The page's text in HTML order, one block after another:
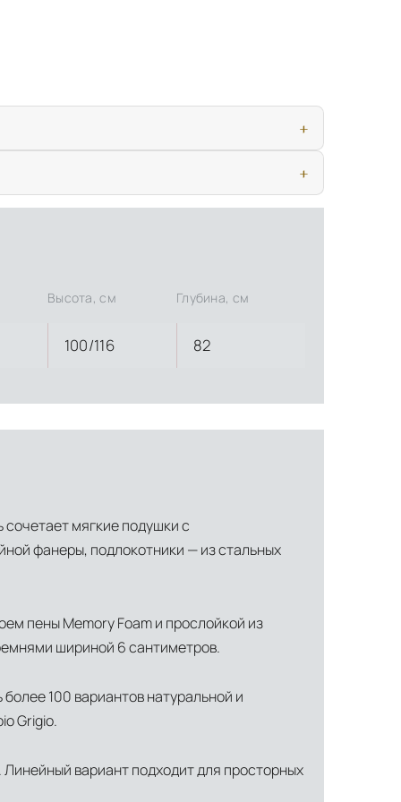
логистических специалистов с опытом работы в
страхование для критичных партий товара.
Высота, см Глубина, см
100/116 82
мягкие подушки с
фанеры, подлокотники — из стальных
пены Memory Foam и прослойкой из
шириной 6 сантиметров.
100 вариантов натуральной и
Grigio.
вариант подходит для просторных